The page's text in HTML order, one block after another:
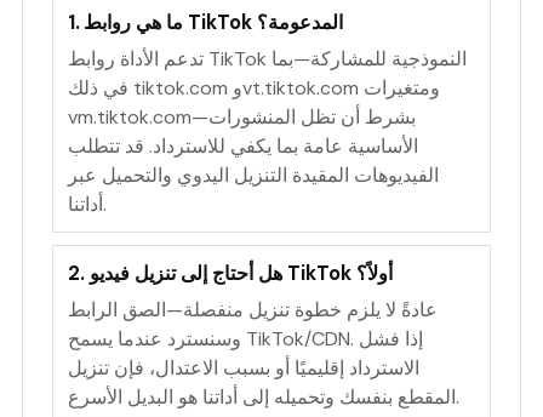
1. ما هي روابط TikTok المدعومة؟
تدعم الأداة روابط TikTok النموذجية للمشاركة—بما
في ذلك tiktok.com وvt.tiktok.com ومتغيرات
vm.tiktok.com—بشرط أن تظل المنشورات
الأساسية عامة بما يكفي للاسترداد. قد تتطلب
الفيديوهات المقيدة التنزيل اليدوي والتحميل عبر
أداتنا.
2. هل أحتاج إلى تنزيل فيديو TikTok أولاً؟
عادةً لا يلزم خطوة تنزيل منفصلة—الصق الرابط
وسنسترد عندما يسمح TikTok/CDN. إذا فشل
الاسترداد إقليميًا أو بسبب الاعتدال، فإن تنزيل
المقطع بنفسك وتحميله إلى أداتنا هو البديل الأسرع.